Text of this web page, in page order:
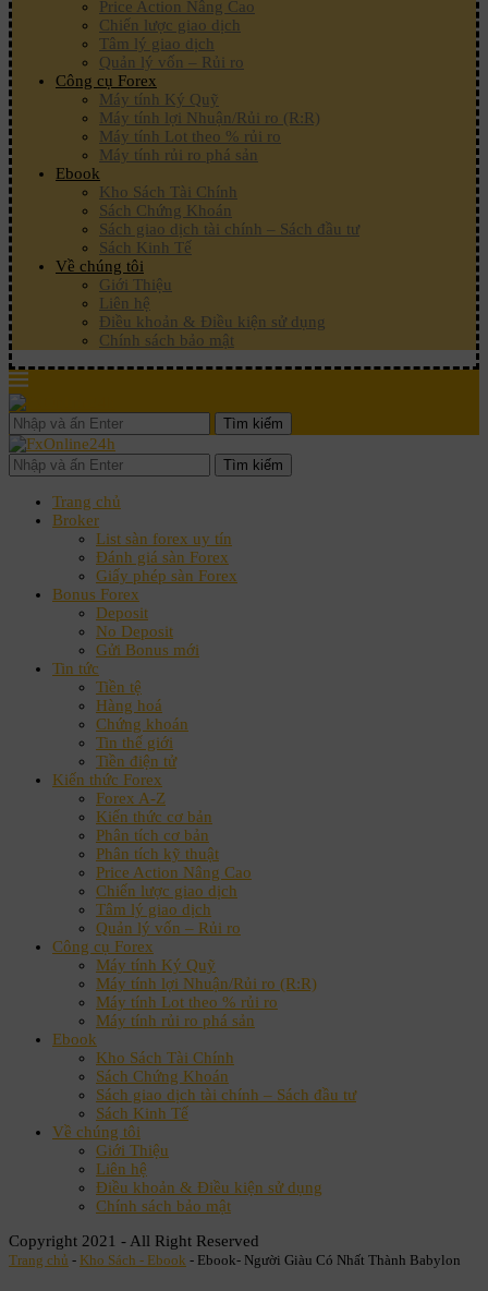
Price Action Nâng Cao
Chiến lược giao dịch
Tâm lý giao dịch
Quản lý vốn – Rủi ro
Công cụ Forex
Máy tính Ký Quỹ
Máy tính lợi Nhuận/Rủi ro (R:R)
Máy tính Lot theo % rủi ro
Máy tính rủi ro phá sản
Ebook
Kho Sách Tài Chính
Sách Chứng Khoán
Sách giao dịch tài chính – Sách đầu tư
Sách Kinh Tế
Về chúng tôi
Giới Thiệu
Liên hệ
Điều khoản & Điều kiện sử dụng
Chính sách bảo mật
Tìm kiếm
Tìm kiếm
Trang chủ
Broker
List sàn forex uy tín
Đánh giá sàn Forex
Giấy phép sàn Forex
Bonus Forex
Deposit
No Deposit
Gửi Bonus mới
Tin tức
Tiền tệ
Hàng hoá
Chứng khoán
Tin thế giới
Tiền điện tử
Kiến thức Forex
Forex A-Z
Kiến thức cơ bản
Phân tích cơ bản
Phân tích kỹ thuật
Price Action Nâng Cao
Chiến lược giao dịch
Tâm lý giao dịch
Quản lý vốn – Rủi ro
Công cụ Forex
Máy tính Ký Quỹ
Máy tính lợi Nhuận/Rủi ro (R:R)
Máy tính Lot theo % rủi ro
Máy tính rủi ro phá sản
Ebook
Kho Sách Tài Chính
Sách Chứng Khoán
Sách giao dịch tài chính – Sách đầu tư
Sách Kinh Tế
Về chúng tôi
Giới Thiệu
Liên hệ
Điều khoản & Điều kiện sử dụng
Chính sách bảo mật
Copyright 2021 - All Right Reserved
Trang chủ - Kho Sách - Ebook - Ebook- Người Giàu Có Nhất Thành Babylon